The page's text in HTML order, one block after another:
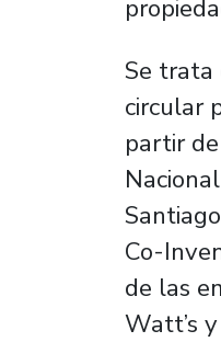
Se trata
circular
partir
Co-
de las
Watt’s